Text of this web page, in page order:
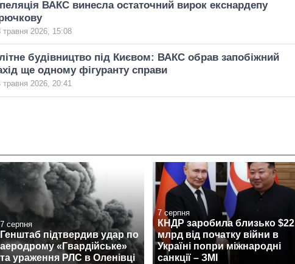
ВАКС винесла остаточний вирок екснардепу
травня 2026, 15:08
будівництво під Києвом: ВАКС обрав запобіжний
ще одному фігуранту справи
травня 2026, 20:41
7 серпня
Генштаб підтвердив удар по
аеродрому «Гвардійське»
та ураження РЛС в Оленівці
7 серпня
КНДР заробила близько $22
млрд від початку війни в
Україні попри міжнародні
санкції – ЗМІ